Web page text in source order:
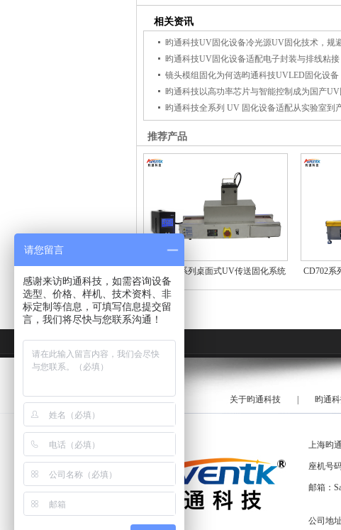
相关资讯
推荐产品
CD10015系列桌面式UV传送固化系统
CD702系
关于昀通科技 昀通
上海昀
座机号
邮箱：
公司地
请您留言
感谢来访昀通科技，如需咨询设备
选型、价格、样机、技术资料、非
标定制等信息，可填写信息提交留
言，我们将尽快与您联系沟通！